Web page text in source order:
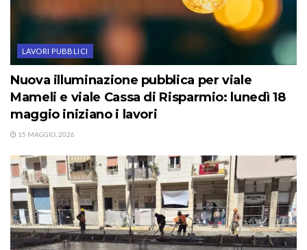
LAVORI PUBBLICI
Nuova illuminazione pubblica per viale
Mameli e viale Cassa di Risparmio: lunedì 18
maggio iniziano i lavori
15 MAGGIO, 2026